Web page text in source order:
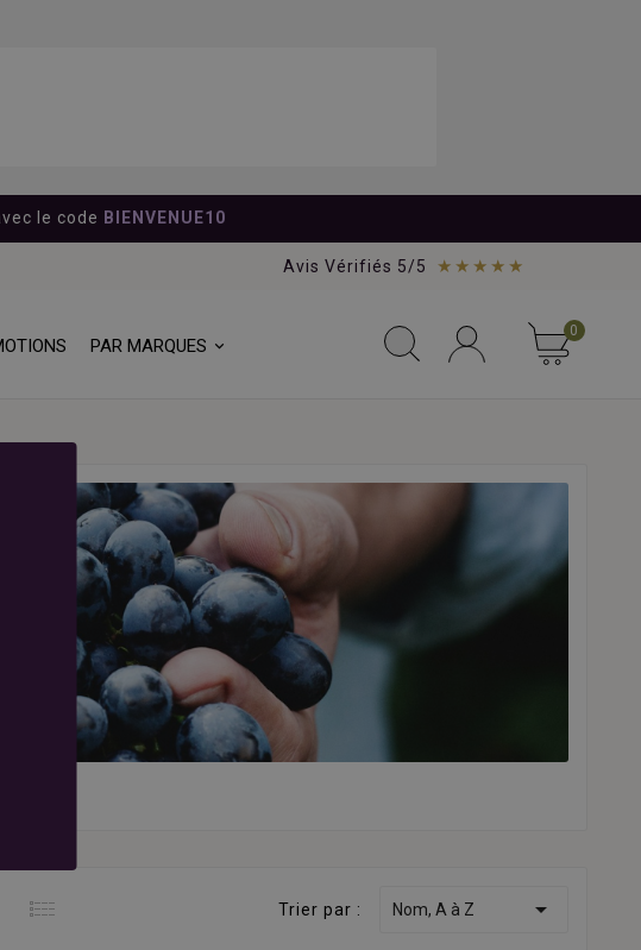
le code BIENVENUE10
Avis Vérifiés 5/5 ★★★★★
PAR MARQUES
0
Trier par : Nom, A à Z 